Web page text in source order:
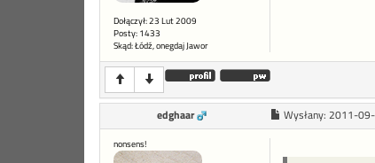
Dołączył: 23 Lut 2009
Posty: 1433
Skąd: Łódź, onegdaj Jawor
edghaar Wysłany: 2011-
nonsens!